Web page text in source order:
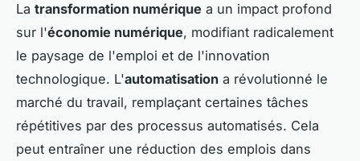
La transformation numérique a un impact profond
sur l'économie numérique, modifiant radicalement
le paysage de l'emploi et de l'innovation
technologique. L'automatisation a révolutionné le
marché du travail, remplaçant certaines tâches
répétitives par des processus automatisés. Cela
peut entraîner une réduction des emplois dans